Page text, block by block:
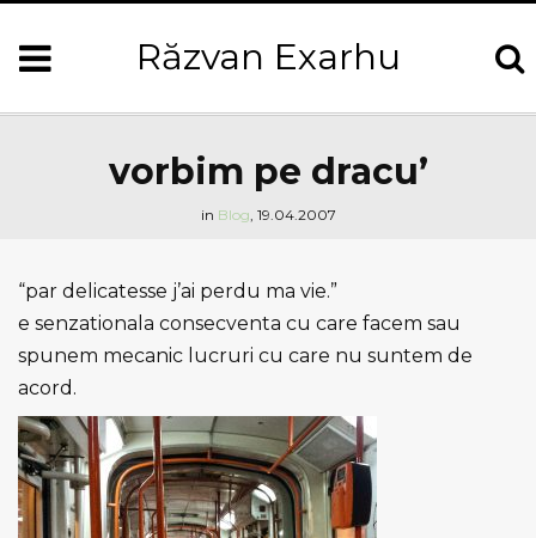
Răzvan Exarhu
vorbim pe dracu’
in Blog, 19.04.2007
“par delicatesse j’ai perdu ma vie.”
e senzationala consecventa cu care facem sau
spunem mecanic lucruri cu care nu suntem de
acord.